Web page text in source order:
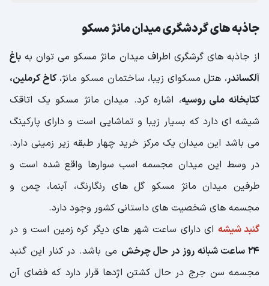
جاذبه های گردشگری میدان مانژ مسکو
از جاذبه های گرشگری اطراف میدان مانژ مسکو می توان به باغ
آلکساندر، هتل مسکوای زیبا، ساختمان مسکو مانژ،کاخ کرملین،
کتابخانه ملی روسیه، اشاره کرد. میدان مانژ مسکو یک اتاقک
شیشه ای دارد که بسیار زیبا و تماشایی است و دارای پارکینگ
می باشد این میدان یک مرکز خرید چهار طبقه زیر زمینی دارد.
در وسط این میدان مجسمه اسب سوارها واقع شده است و
طرفین میدان مانژ مسکو گل های رنگارنگ، آبنما، چمن و
مجسمه های شخصیت های داستانی کشور وجود دارد.
گنبد شیشه ای دارای ساعت شهر های دیگر کره زمین است و در
24 ساعت شبانه روز در حال چرخش
می باشد. در کنار این گنبد
مجسمه سن جرج در حال کشتن اژدها قرار دارد که فضای آن